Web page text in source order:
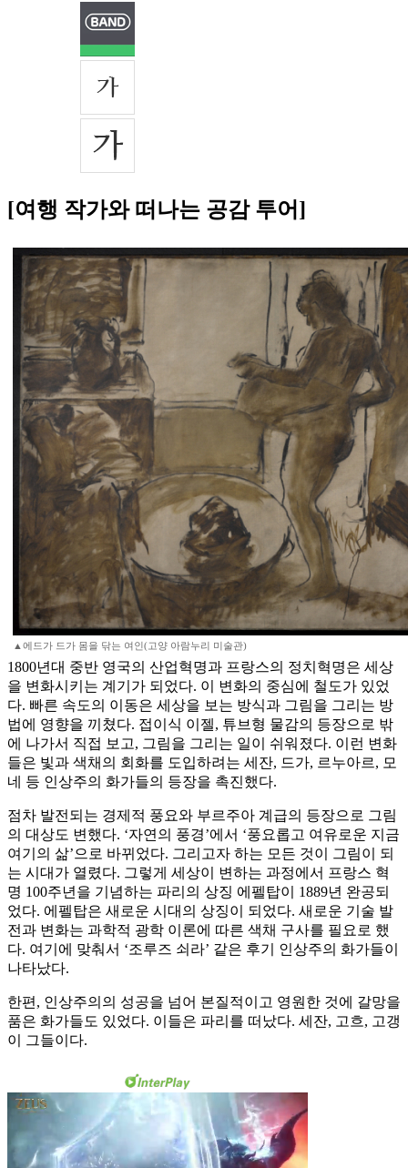
[여행 작가와 떠나는 공감 투어]
▲에드가 드가 몸을 닦는 여인(고양 아람누리 미술관)
1800년대 중반 영국의 산업혁명과 프랑스의 정치혁명은 세상
을 변화시키는 계기가 되었다. 이 변화의 중심에 철도가 있었
다. 빠른 속도의 이동은 세상을 보는 방식과 그림을 그리는 방
법에 영향을 끼쳤다. 접이식 이젤, 튜브형 물감의 등장으로 밖
에 나가서 직접 보고, 그림을 그리는 일이 쉬워졌다. 이런 변화
들은 빛과 색채의 회화를 도입하려는 세잔, 드가, 르누아르, 모
네 등 인상주의 화가들의 등장을 촉진했다.
점차 발전되는 경제적 풍요와 부르주아 계급의 등장으로 그림
의 대상도 변했다. ‘자연의 풍경’에서 ‘풍요롭고 여유로운 지금
여기의 삶’으로 바뀌었다. 그리고자 하는 모든 것이 그림이 되
는 시대가 열렸다. 그렇게 세상이 변하는 과정에서 프랑스 혁
명 100주년을 기념하는 파리의 상징 에펠탑이 1889년 완공되
었다. 에펠탑은 새로운 시대의 상징이 되었다. 새로운 기술 발
전과 변화는 과학적 광학 이론에 따른 색채 구사를 필요로 했
다. 여기에 맞춰서 ‘조루즈 쇠라’ 같은 후기 인상주의 화가들이
나타났다.
한편, 인상주의의 성공을 넘어 본질적이고 영원한 것에 갈망을
품은 화가들도 있었다. 이들은 파리를 떠났다. 세잔, 고흐, 고갱
이 그들이다.